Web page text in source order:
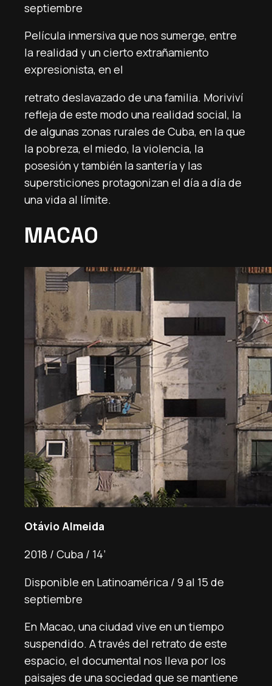
septiembre
Película inmersiva que nos sumerge, entre
la realidad y un cierto extrañamiento
expresionista, en el
retrato deslavazado de una familia. Moriviví
refleja de este modo una realidad social, la
de algunas zonas rurales de Cuba, en la que
la pobreza, el miedo, la violencia, la
posesión y también la santería y las
supersticiones protagonizan el día a día de
una vida al límite.
MACAO
Otávio Almeida
2018 / Cuba / 14’
Disponible en Latinoamérica / 9 al 15 de
septiembre
En Macao, una ciudad vive en un tiempo
suspendido. A través del retrato de este
espacio, el documental nos lleva por los
paisajes de una sociedad que se mantiene